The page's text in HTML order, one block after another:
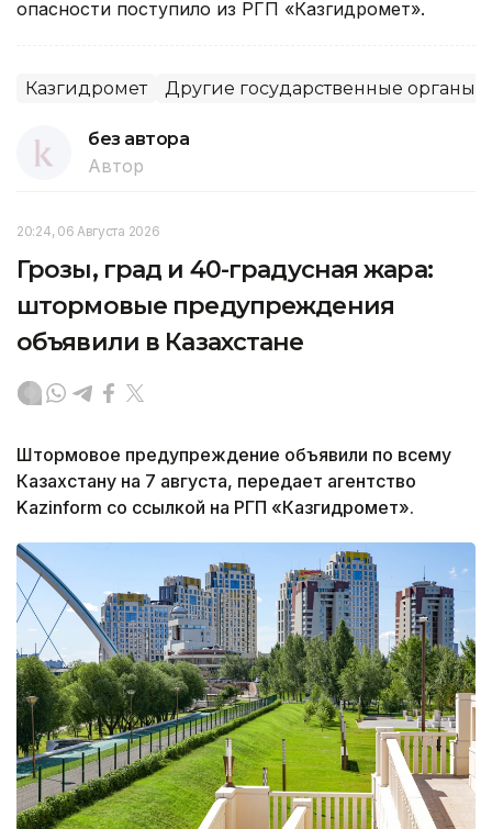
опасности поступило из РГП «Казгидромет».
Казгидромет Другие государственные органы
без автора
Автор
20:24, 06 Августа 2026
Грозы, град и 40-градусная жара:
штормовые предупреждения
объявили в Казахстане
Штормовое предупреждение объявили по всему
Казахстану на 7 августа, передает агентство
Kazinform со ссылкой на РГП «Казгидромет».